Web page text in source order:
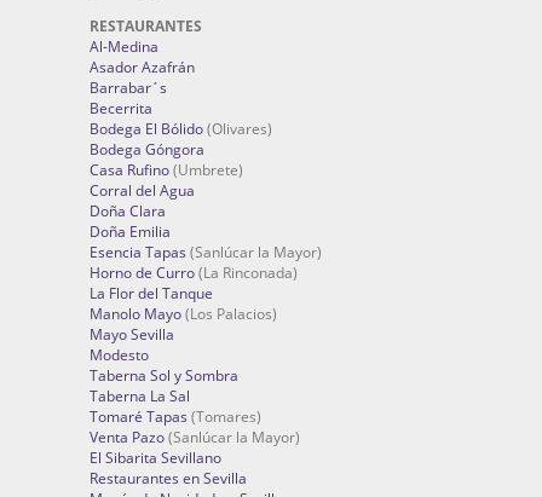
RESTAURANTES
Al-Medina
Asador Azafrán
Barrabar´s
Becerrita
Bodega El Bólido(Olivares)
Bodega Góngora
Casa Rufino(Umbrete)
Corral del Agua
Doña Clara
Doña Emilia
Esencia Tapas (Sanlúcar la Mayor)
Horno de Curro(La Rinconada)
La Flor del Tanque
Manolo Mayo(Los Palacios)
Mayo Sevilla
Modesto
Taberna Sol y Sombra
Taberna La Sal
Tomaré Tapas (Tomares)
Venta Pazo(Sanlúcar la Mayor)
El Sibarita Sevillano
Restaurantes en Sevilla